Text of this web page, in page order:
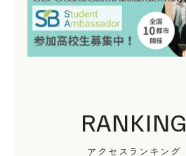
RANKING
アクセスランキング